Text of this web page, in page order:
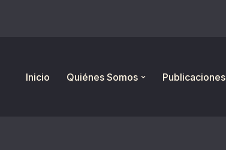
Inicio
Quiénes Somos Publicaciones